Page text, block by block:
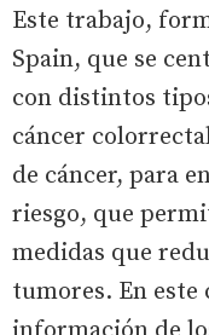
Este trabajo,
Spain, que se
con distintos
cáncer
de cáncer, para
riesgo, que
medidas que
tumores. En este